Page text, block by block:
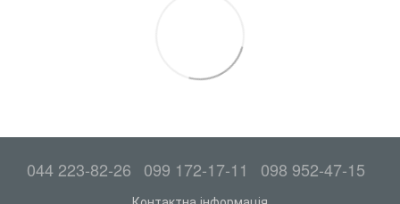
044 223-82-26 099 172-17-11 098 952-47-15